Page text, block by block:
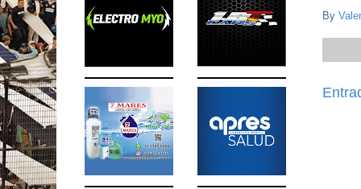
By